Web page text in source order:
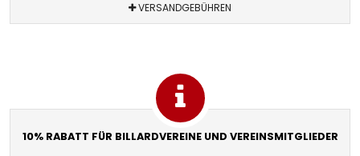
VERSANDGEBÜHREN
10% RABATT FÜR BILLARDVEREINE UND VEREINSMITGLIEDER